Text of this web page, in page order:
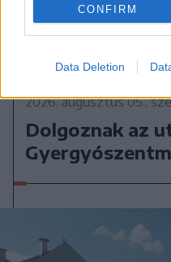
CONFIRM
Data Deletion
2026. augusztus 05.,
Dolgoznak az